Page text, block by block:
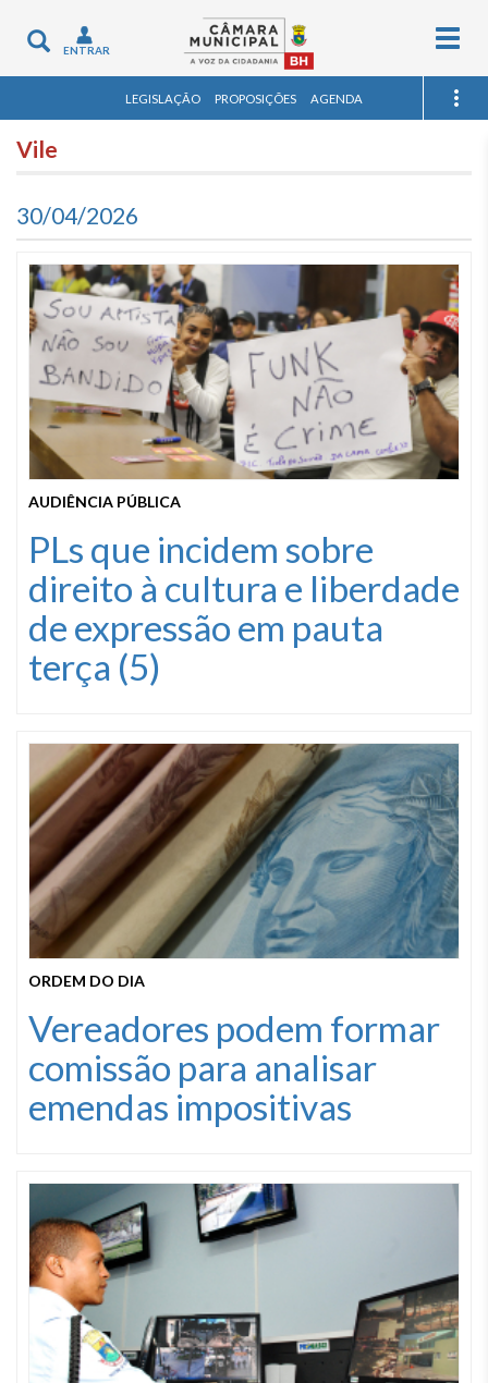
Toggle
navigation
ENTRAR
LEGISLAÇÃO PROPOSIÇÕES AGENDA
Vile
30/04/2026
AUDIÊNCIA PÚBLICA
PLs que incidem sobre
direito à cultura e liberdade
de expressão em pauta
terça (5)
ORDEM DO DIA
Vereadores podem formar
comissão para analisar
emendas impositivas